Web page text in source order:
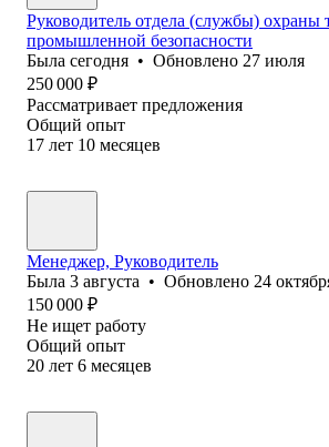
Руководитель отдела (службы) охраны
промышленной безопасности
Была сегодня • Обновлено 27 июля
250 000 ₽
Рассматривает предложения
Общий опыт
17 лет 10 месяцев
Менеджер, Руководитель
Была 3 августа • Обновлено 24
150 000 ₽
Не ищет работу
Общий опыт
20 лет 6 месяцев